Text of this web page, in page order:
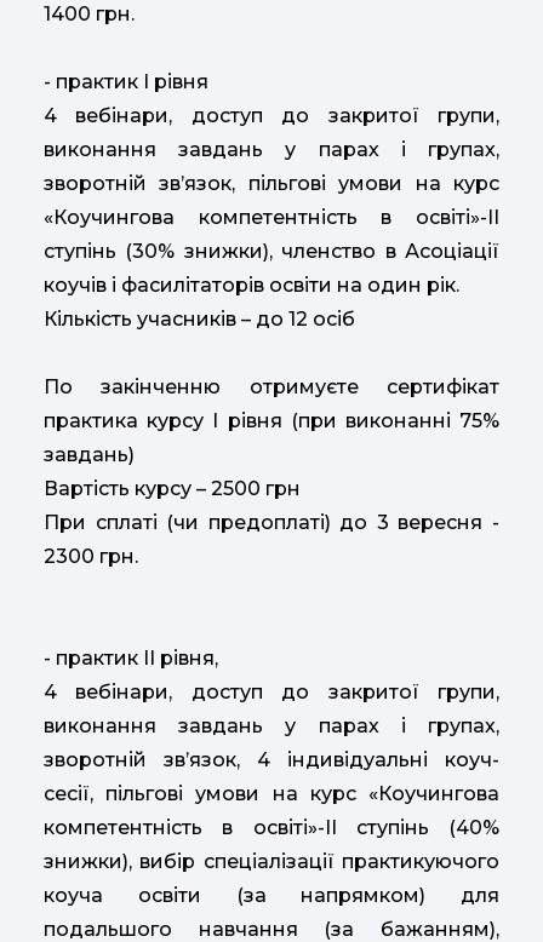
1400 грн.
- практик І рівня
4 вебінари, доступ до закритої групи,
виконання завдань у парах і групах,
зворотній зв’язок, пільгові умови на курс
«Коучингова компетентність в освіті»-ІІ
ступінь (30% знижки), членство в Асоціації
коучів і фасилітаторів освіти на один рік.
Кількість учасників – до 12 осіб
По закінченню отримуєте сертифікат
практика курсу І рівня (при виконанні 75%
завдань)
Вартість курсу – 2500 грн
При сплаті (чи предоплаті) до 3 вересня -
2300 грн.
- практик ІІ рівня,
4 вебінари, доступ до закритої групи,
виконання завдань у парах і групах,
зворотній зв’язок, 4 індивідуальні коуч-
сесії, пільгові умови на курс «Коучингова
компетентність в освіті»-ІІ ступінь (40%
знижки), вибір спеціалізації практикуючого
коуча освіти (за напрямком) для
подальшого навчання (за бажанням),